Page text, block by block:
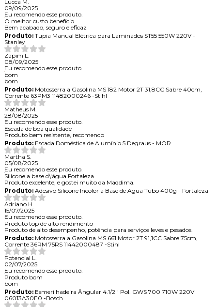
Lucca M.
09/09/2025
Eu recomendo esse produto.
O melhor custo benefício
Bem acabado, seguro e eficaz
Produto:Tupia Manual Elétrica para Laminados ST55 550W 220V -
Stanley
Zapim L.
08/09/2025
Eu recomendo esse produto.
bom
bom
Produto:Motosserra a Gasolina MS 182 Motor 2T 31,8CC Sabre 40cm,
Corrente 63PM3 11482000246 -Stihl
Matheus M.
28/08/2025
Eu recomendo esse produto.
Escada de boa qualidade
Produto bem resistente, recomendo
Produto:Escada Doméstica de Alumínio 5 Degraus - MOR
Martha S.
05/08/2025
Eu recomendo esse produto.
Silicone a base d\'água Fortaleza
Produto excelente, e gostei muito da Maqdima.
Produto:Adesivo Silicone Incolor a Base de Agua Tubo 400g - Fortaleza
Adriano H.
15/07/2025
Eu recomendo esse produto.
Produto top de alto rendimento
Produto de alto desempenho, potência para serviços leves e pesados.
Produto:Motosserra a Gasolina MS 661 Motor 2T 91,1CC Sabre 75cm,
Corrente 36RM 75RS 11442000487 -Stihl
Potencial L.
02/07/2025
Eu recomendo esse produto.
Produto bom
bom
Produto:Esmerilhadeira Ângular 4.1/2'' Pol. GWS 700 710W 220V
06013A30E0 -Bosch